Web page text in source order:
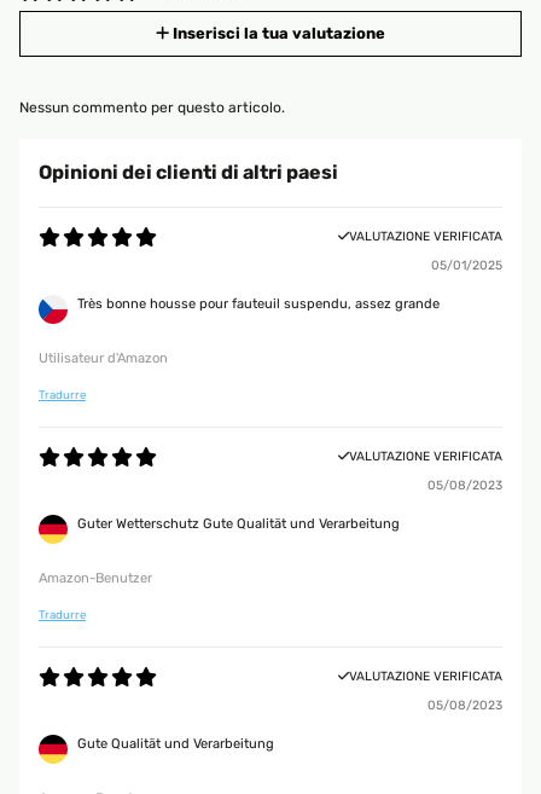
Inserisci la tua valutazione
Nessun commento per questo articolo.
Opinioni dei clienti di altri paesi
VALUTAZIONE VERIFICATA
05/01/2025
Très bonne housse pour fauteuil suspendu, assez grande
Utilisateur d'Amazon
Tradurre
VALUTAZIONE VERIFICATA
05/08/2023
Guter Wetterschutz Gute Qualität und Verarbeitung
Amazon-Benutzer
Tradurre
VALUTAZIONE VERIFICATA
05/08/2023
Gute Qualität und Verarbeitung